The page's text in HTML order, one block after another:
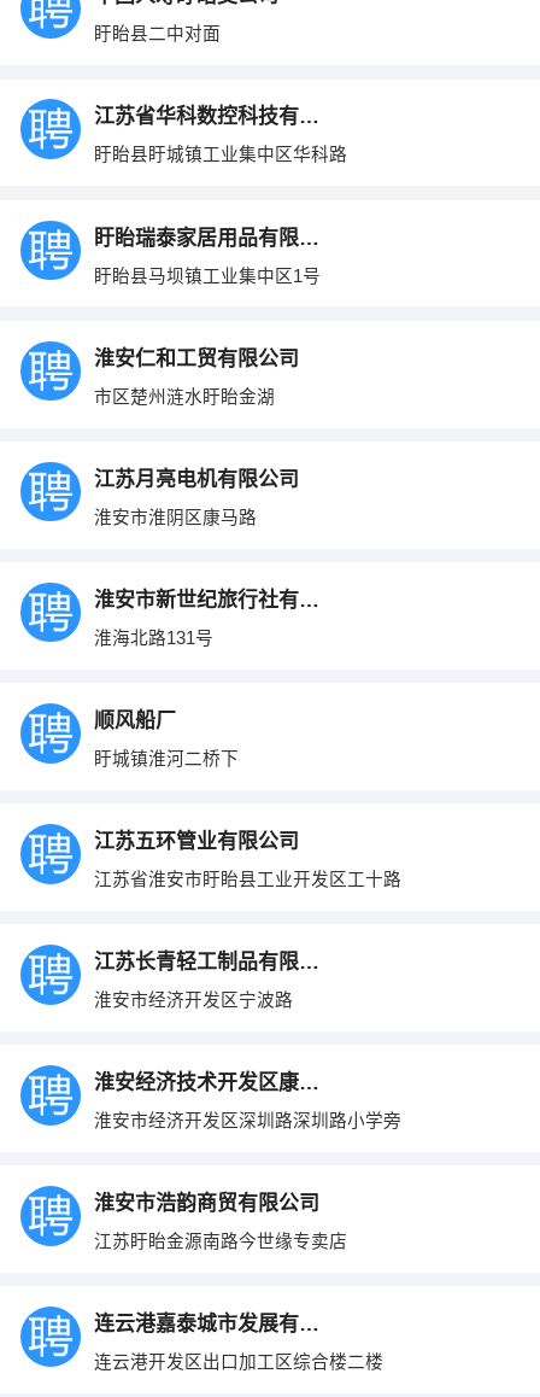
盱眙县二中对面
江苏省华科数控科技有限公司
盱眙县盱城镇工业集中区华科路
盱眙瑞泰家居用品有限公司
盱眙县马坝镇工业集中区1号
淮安仁和工贸有限公司
市区楚州涟水盱眙金湖
江苏月亮电机有限公司
淮安市淮阴区康马路
淮安市新世纪旅行社有限公司
淮海北路131号
顺风船厂
盱城镇淮河二桥下
江苏五环管业有限公司
江苏省淮安市盱眙县工业开发区工十路
江苏长青轻工制品有限公司
淮安市经济开发区宁波路
淮安经济技术开发区康丽冷饮销售中心
淮安市经济开发区深圳路深圳路小学旁
淮安市浩韵商贸有限公司
江苏盱眙金源南路今世缘专卖店
连云港嘉泰城市发展有限公司
连云港开发区出口加工区综合楼二楼